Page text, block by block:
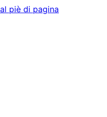
piè di pagina